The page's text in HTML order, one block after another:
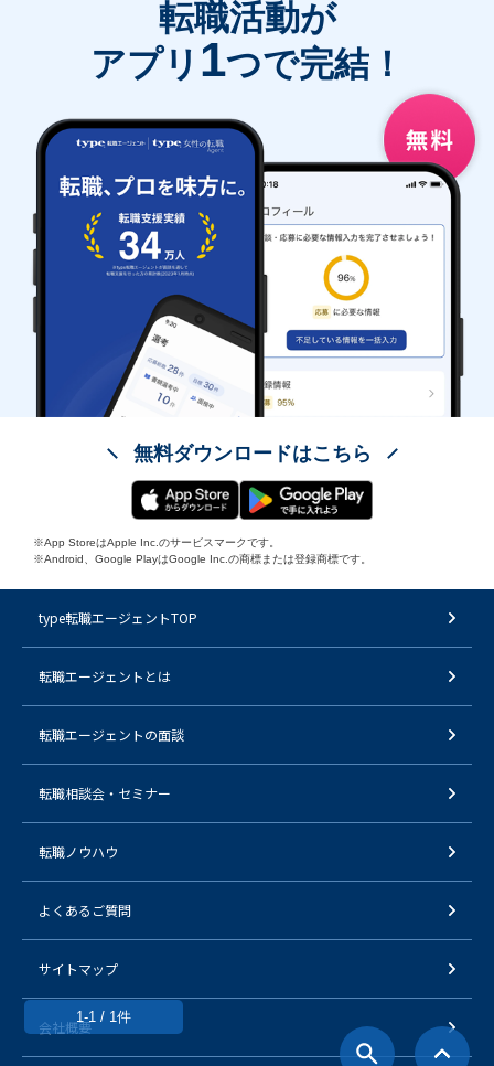
1-1 / 1件
転職活動が
アプリ 1つで完結！
無料ダウンロードはこちら
※App StoreはApple Inc.のサービスマークです。
※Android、Google PlayはGoogle Inc.の商標または登録商標です。
type転職エージェントTOP
転職エージェントとは
転職エージェントの面談
転職相談会・セミナー
転職ノウハウ
よくあるご質問
サイトマップ
会社概要